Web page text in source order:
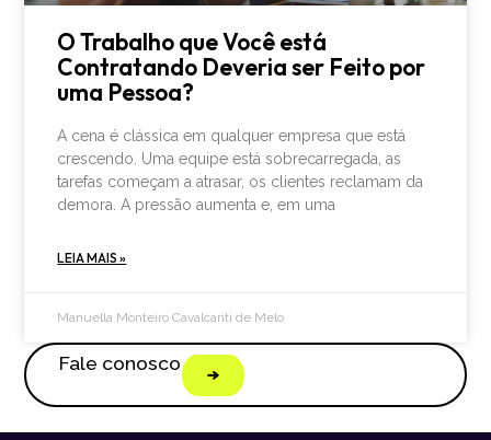
O Trabalho que Você está
Contratando Deveria ser Feito por
uma Pessoa?
A cena é clássica em qualquer empresa que está
crescendo. Uma equipe está sobrecarregada, as
tarefas começam a atrasar, os clientes reclamam da
demora. A pressão aumenta e, em uma
LEIA MAIS »
Manuella Monteiro Cavalcanti de Melo
Fale conosco